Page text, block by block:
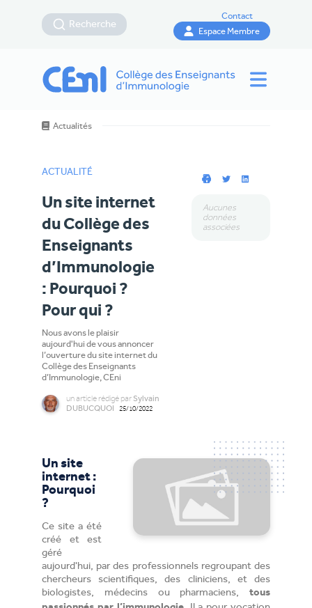
Recherche
Contact
Espace Membre
Actualités
ACTUALITÉ
Un site internet
du Collège des
Enseignants
d’Immunologie
: Pourquoi ?
Pour qui ?
Nous avons le plaisir
aujourd'hui de vous annoncer
l’ouverture du site internet du
Collège des Enseignants
d’Immunologie, CEni
unarticle rédigé par Sylvain
DUBUCQUOI
25/10/2022
Aucunes
données
associées
Un site
internet :
Pourquoi
?
Ce site a été
créé et est
géré
aujourd'hui, par des professionnels regroupant des
chercheurs scientifiques, des cliniciens, et des
biologistes, médecins ou pharmaciens, tous